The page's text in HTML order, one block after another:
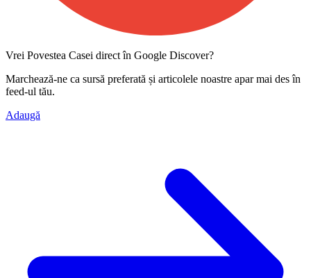
Vrei Povestea Casei direct în Google Discover?
Marchează-ne ca sursă preferată și articolele noastre apar mai des în
feed-ul tău.
Adaugă